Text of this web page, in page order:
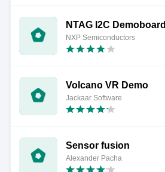
NTAG I2C Demoboard
NXP Semiconductors
Volcano VR Demo
Jackaar Software
Sensor fusion
Alexander Pacha